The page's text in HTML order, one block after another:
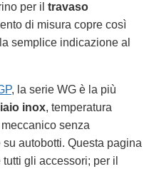
per il travaso
di misura copre così
semplice indicazione al
, la serie WG è la più
inox, temperatura
senza
autobotti. Questa pagina
gli accessori; per il